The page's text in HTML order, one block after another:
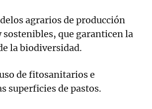
agrarios de producción
que garanticen la
la biodiversidad.
de fitosanitarios e
superficies de pastos.